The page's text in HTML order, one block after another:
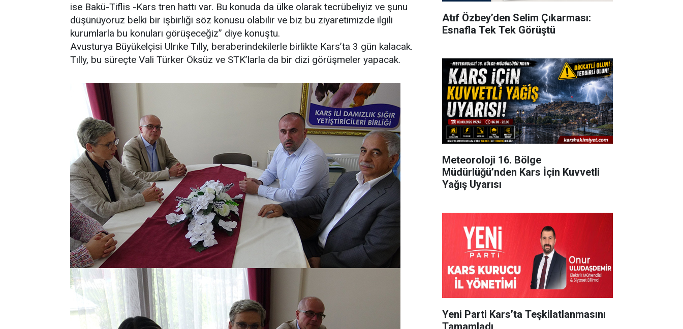
ise Bakü-Tiflis -Kars tren hattı var. Bu konuda da ülke olarak tecrübeliyiz ve şunu
düşünüyoruz belki bir işbirliği söz konusu olabilir ve biz bu ziyaretimizde ilgili
kurumlarla bu konuları görüşeceğiz” diye konuştu.
Avusturya Büyükelçisi Ulrıke Tılly, beraberindekilerle birlikte Kars’ta 3 gün kalacak.
Tılly, bu süreçte Vali Türker Öksüz ve STK’larla da bir dizi görüşmeler yapacak.
Atıf Özbey’den Selim Çıkarması:
Esnafla Tek Tek Görüştü
Meteoroloji 16. Bölge
Müdürlüğü’nden Kars İçin Kuvvetli
Yağış Uyarısı
Yeni Parti Kars’ta Teşkilatlanmasını
Tamamladı